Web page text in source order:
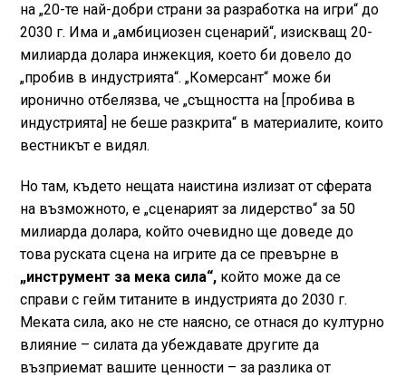
на „20-те най-добри страни за разработка на игри“ до
2030 г. Има и „амбициозен сценарий“, изискващ 20-
милиарда долара инжекция, което би довело до
„пробив в индустрията“. „Комерсант“ може би
иронично отбелязва, че „същността на [пробива в
индустрията] не беше разкрита“ в материалите, които
вестникът е видял.
Но там, където нещата наистина излизат от сферата
на възможното, е „сценарият за лидерство“ за 50
милиарда долара, който очевидно ще доведе до
това руската сцена на игрите да се превърне в
„инструмент за мека сила“,който може да се
справи с гейм титаните в индустрията до 2030 г.
Меката сила, ако не сте наясно, се отнася до културно
влияние – силата да убеждавате другите да
възприемат вашите ценности – за разлика от